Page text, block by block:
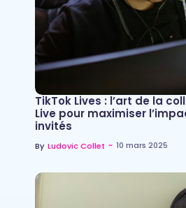
TikTok Lives : l’art de la
Live pour maximiser
invités
By Ludovic Collet ~ 10 mars 2025